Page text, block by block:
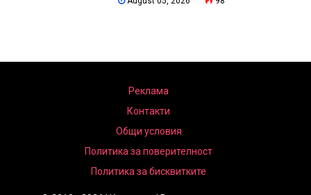
Реклама
Контакти
Общи условия
Политика за поверителност
Политика за бисквитките